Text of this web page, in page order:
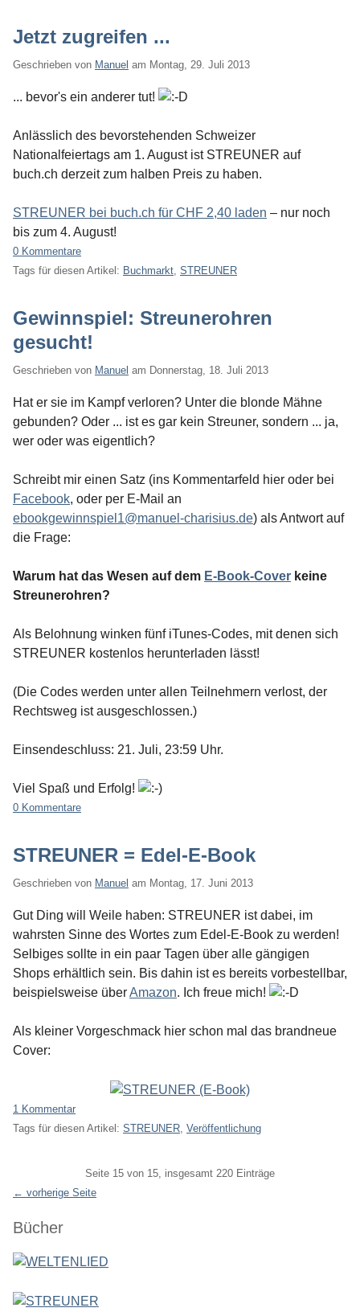
Jetzt zugreifen ...
Geschrieben von Manuel am Montag, 29. Juli 2013
... bevor's ein anderer tut!
Anlässlich des bevorstehenden Schweizer
Nationalfeiertags am 1. August ist STREUNER auf
buch.ch derzeit zum halben Preis zu haben.
STREUNER bei buch.ch für CHF 2,40 laden – nur noch
bis zum 4. August!
0 Kommentare
Tags für diesen Artikel: Buchmarkt STREUNER
Gewinnspiel: Streunerohren
gesucht!
Geschrieben von Manuel am Donnerstag, 18. Juli 2013
Hat er sie im Kampf verloren? Unter die blonde Mähne
gebunden? Oder ... ist es gar kein Streuner, sondern ... ja,
wer oder was eigentlich?
Schreibt mir einen Satz (ins Kommentarfeld hier oder bei
Facebook, oder per E-Mail an
ebookgewinnspiel1@manuel-charisius.de) als Antwort auf
die Frage:
Warum hat das Wesen auf dem E-Book-Cover keine
Streunerohren?
Als Belohnung winken fünf iTunes-Codes, mit denen sich
STREUNER kostenlos herunterladen lässt!
(Die Codes werden unter allen Teilnehmern verlost, der
Rechtsweg ist ausgeschlossen.)
Einsendeschluss: 21. Juli, 23:59 Uhr.
Viel Spaß und Erfolg!
0 Kommentare
STREUNER = Edel-E-Book
Geschrieben von Manuel am Montag, 17. Juni 2013
Gut Ding will Weile haben: STREUNER ist dabei, im
wahrsten Sinne des Wortes zum Edel-E-Book zu werden!
Selbiges sollte in ein paar Tagen über alle gängigen
Shops erhältlich sein. Bis dahin ist es bereits vorbestellbar,
beispielsweise überAmazon. Ich freue mich!
Als kleiner Vorgeschmack hier schon mal das brandneue
Cover:
1 Kommentar
Tags für diesen Artikel: STREUNER Veröffentlichung
PaginationSeite 15 von 15, insgesamt 220 Einträge
← vorherige Seite
Seitenleiste
Bücher